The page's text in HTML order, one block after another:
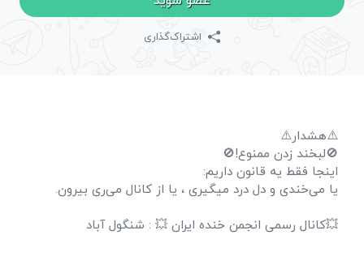
اشتراک‌گذاری
⚠️هشدار⚠️
🚫لبخند زدن ممنوع!🚫
اینجا فقط یه قانون داریم:
یا می‌خندی و دل درد میگیری ، یا از کانال می‌ری بیرون.
💥کانال رسمی انجمن خنده ایران 💥 : شنگول آباد